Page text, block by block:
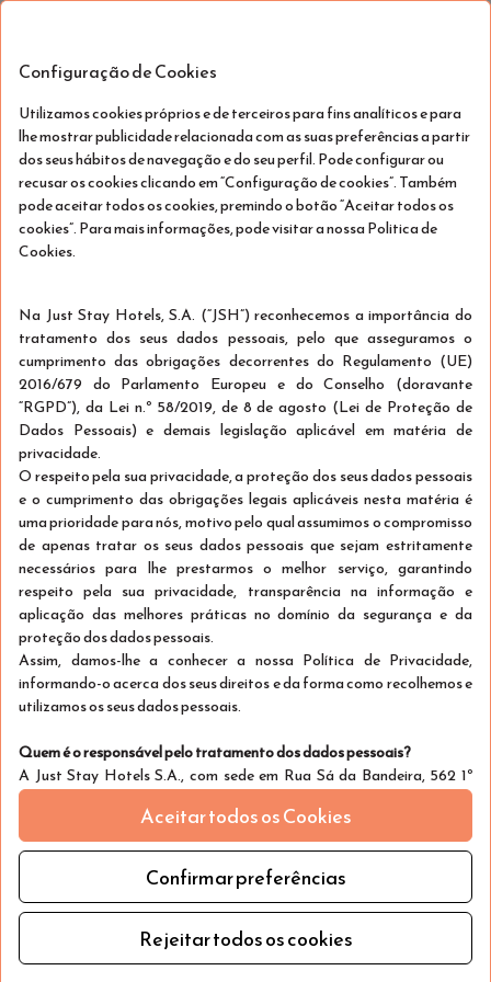
Sáb, Ago 8 - Seg, Ago 10
!
Lamentamos...
favor seleccione outras datas ou contacte-
nos.
+351 222 073 140
Configuração de Cookies
Utilizamos cookies próprios e de terceiros para fins analíticos e para
lhe mostrar publicidade relacionada com as suas preferências a partir
dos seus hábitos de navegação e do seu perfil. Pode configurar ou
recusar os cookies clicando em “Configuração de cookies”. Também
pode aceitar todos os cookies, premindo o botão “Aceitar todos os
cookies”. Para mais informações, pode visitar a nossa Politica de
Cookies.
Na Just Stay Hotels, S.A. (“JSH”) reconhecemos a importância do
tratamento dos seus dados pessoais, pelo que asseguramos o
cumprimento das obrigações decorrentes do Regulamento (UE)
2016/679 do Parlamento Europeu e do Conselho (doravante
“RGPD”), da Lei n.º 58/2019, de 8 de agosto (Lei de Proteção de
Dados Pessoais) e demais legislação aplicável em matéria de
privacidade.
O respeito pela sua privacidade, a proteção dos seus dados pessoais
e o cumprimento das obrigações legais aplicáveis nesta matéria é
uma prioridade para nós, motivo pelo qual assumimos o compromisso
de apenas tratar os seus dados pessoais que sejam estritamente
necessários para lhe prestarmos o melhor serviço, garantindo
respeito pela sua privacidade, transparência na informação e
aplicação das melhores práticas no domínio da segurança e da
proteção dos dados pessoais.
Assim, damos-lhe a conhecer a nossa Política de Privacidade,
informando-o acerca dos seus direitos e da forma como recolhemos e
utilizamos os seus dados pessoais.
Quem é o responsável pelo tratamento dos dados pessoais?
A Just Stay Hotels S.A., com sede em Rua Sá da Bandeira, 562 1º
Esquerdo, 4000-431 Porto – Portugal é a entidade responsável pelo
tratamento dos dados pessoais, uma vez que define quais os dados
recolhidos, meios de tratamento e as finalidades para as quais estes
dados são utilizados.
São considerados dados pessoais toda e qualquer informação
relativa a uma pessoa singular, identificada ou passível de ser
Aceitar todos os Cookies
Confirmar preferências
Rejeitar todos os cookies